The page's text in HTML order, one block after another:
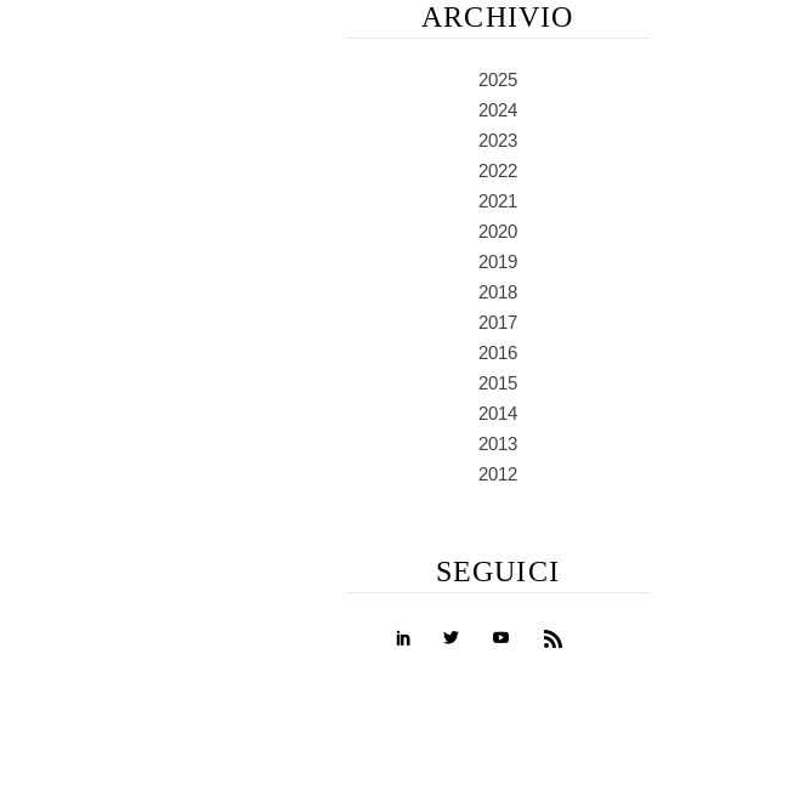
ARCHIVIO
2025
2024
2023
2022
2021
2020
2019
2018
2017
2016
2015
2014
2013
2012
SEGUICI